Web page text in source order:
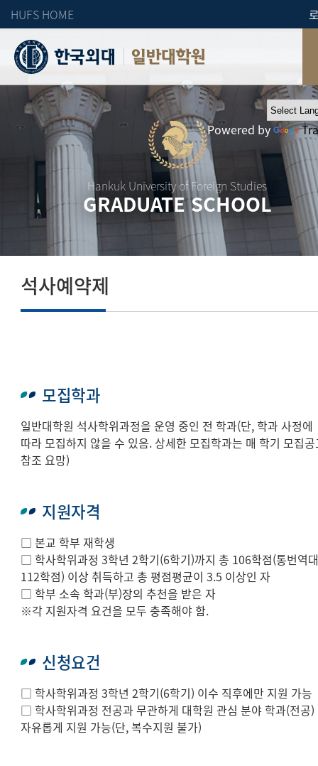
HUFS HOME
일반대학원
Hankuk University of Foreign Studies
GRADUATE SCHOOL
Powered by
석사예약제
모집학과
일반대학원 석사학위과정을 운영 중인 전 학과(단, 학과 사정에
따라 모집하지 않을 수 있음. 상세한 모집학과는 매 학기 모집
참조 요망)
지원자격
□ 본교 학부 재학생
□ 학사학위과정 3학년 2학기(6학기)까지 총 106학점(통번역
112학점) 이상 취득하고 총 평점평균이 3.5 이상인 자
□ 학부 소속 학과(부)장의 추천을 받은 자
※각 지원자격 요건을 모두 충족해야 함.
신청요건
□ 학사학위과정 3학년 2학기(6학기) 이수 직후에만 지원 가능
□ 학사학위과정 전공과 무관하게 대학원 관심 분야 학과(전공)
자유롭게 지원 가능(단, 복수지원 불가)